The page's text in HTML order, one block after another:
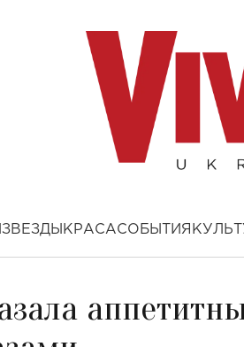
ЗВЕЗДЫ КРАСАСОБЫТИЯ